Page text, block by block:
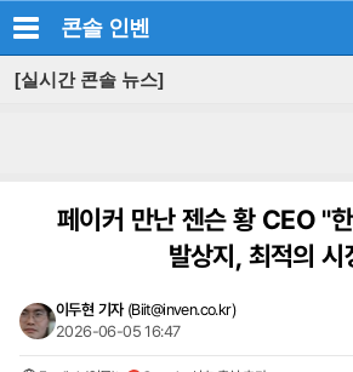
콘솔 인벤
[실시간 콘솔 뉴스]
페이커 만난 젠슨 황 CEO "
발상지, 최적의 시
이두현 기자 (Biit@inven.co.kr)
2026-06-05 16:47